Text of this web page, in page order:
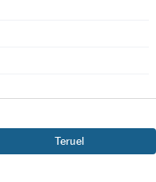
Teruel